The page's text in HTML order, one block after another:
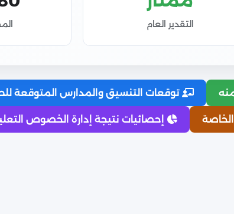
التقدير العام
توقعات التنسيق والمدارس المتوقعة
إحصائيات نتيجة إدارة الخصوص